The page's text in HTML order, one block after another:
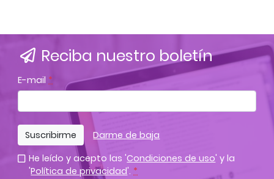
Reciba nuestro boletín
E-mail *
Suscribirme
Darme de baja
He leído y acepto las 'Condiciones de uso' y la
'Política de privacidad'. *